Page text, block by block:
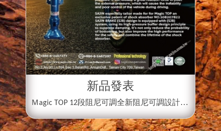
新品發表
Ｍagic TOP 12段阻尼可調全新阻尼可調設計，並搭配獨家